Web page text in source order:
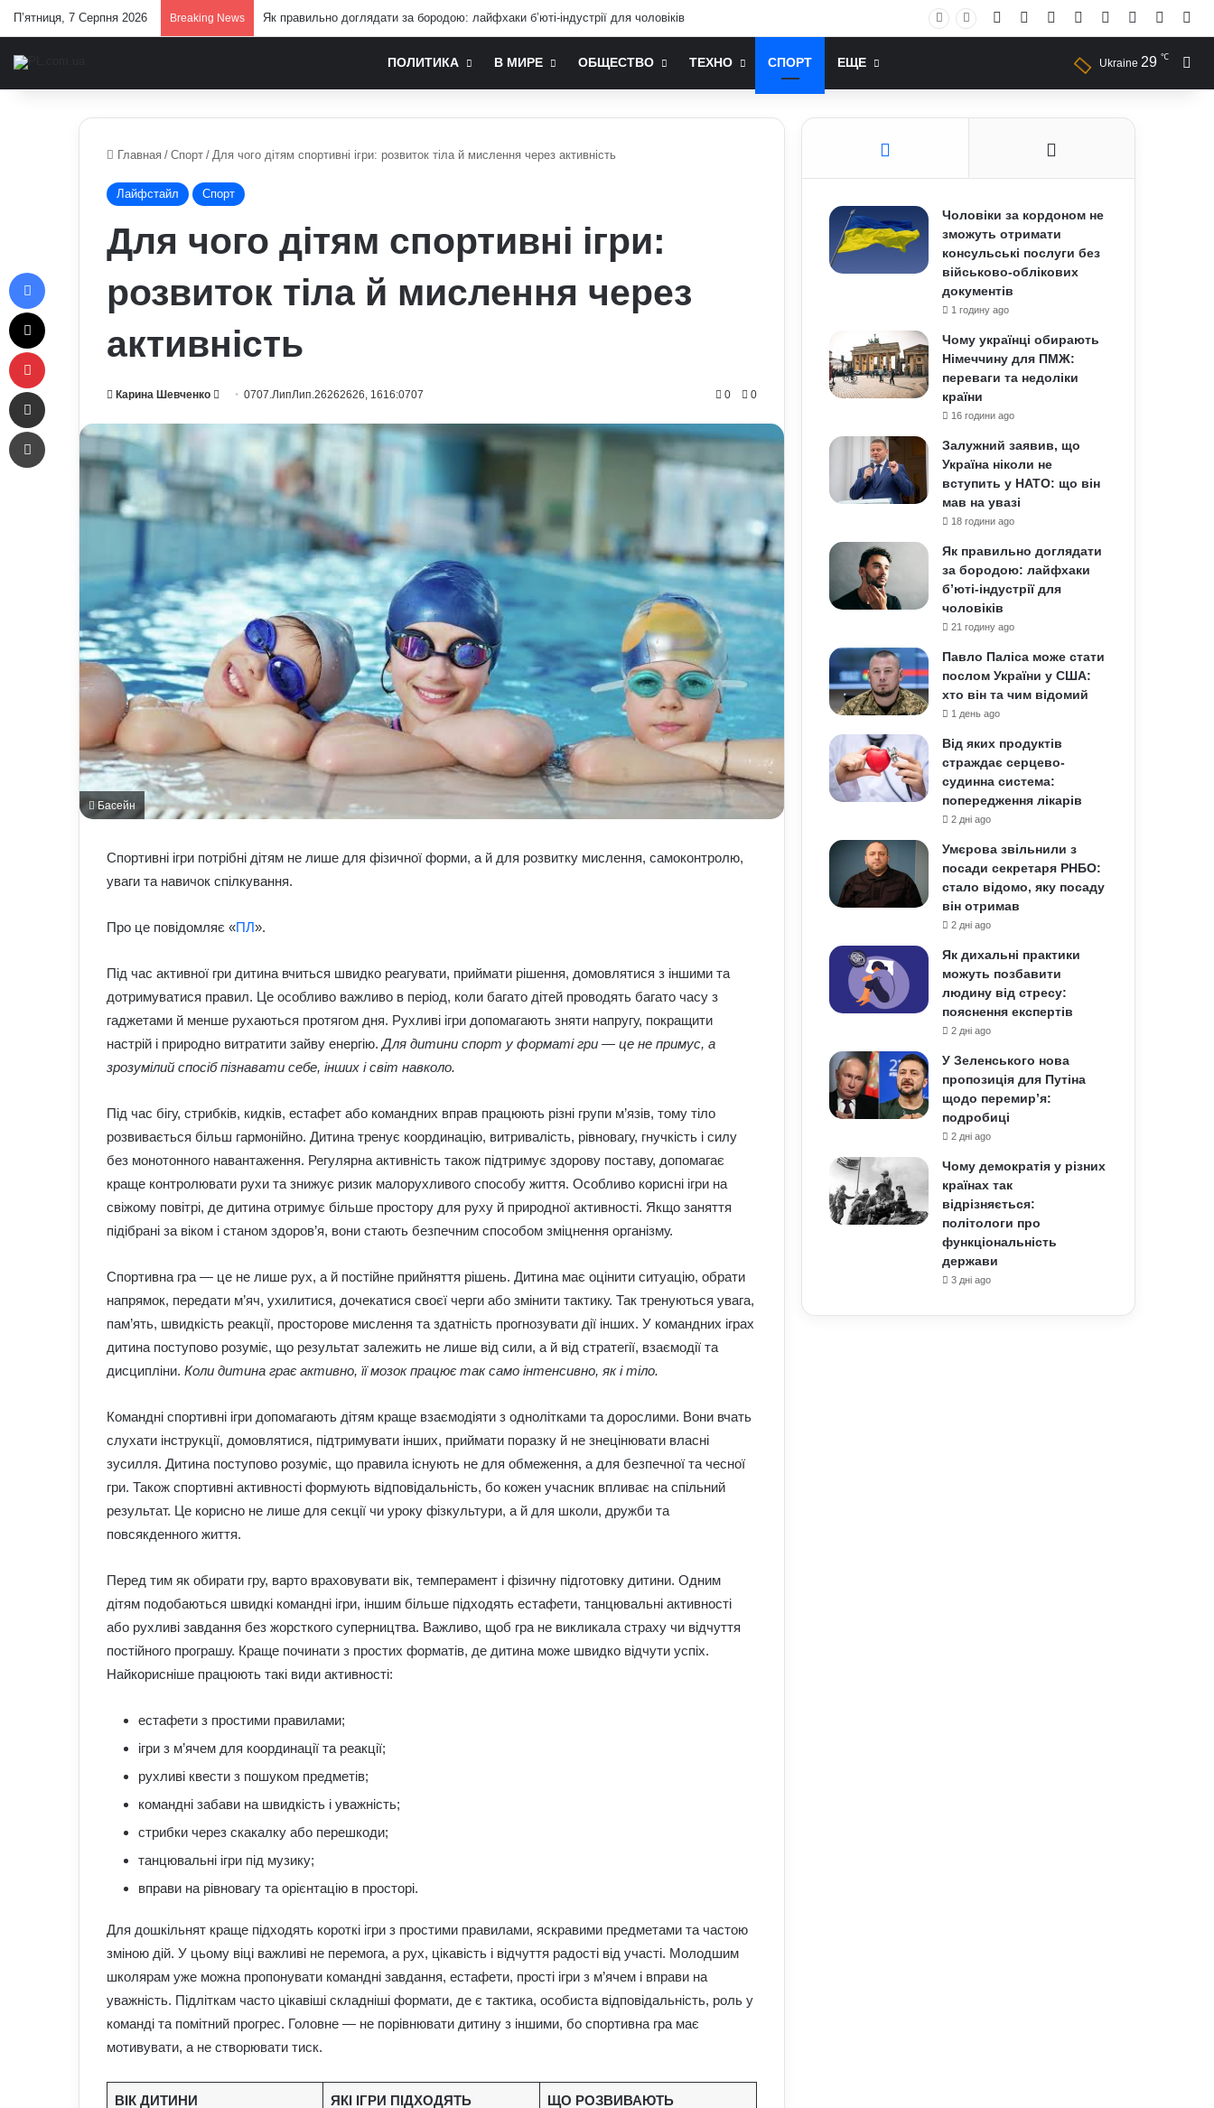
П’ятниця, 7 Серпня 2026 Breaking News Павло Паліса може стати послом України у США: хто він та чим відомий Facebook YouTubeInstagram
RSS Log In
ПОЛИТИКА В МИРЕ ОБЩЕСТВО ТЕХНО СПОРТ ЕЩЕ Ukraine 29 ℃
Главная / Спорт / Для чого дітям спортивні ігри: розвиток тіла й мислення через активність
Лайфстайл Спорт
Для чого дітям спортивні ігри:
розвиток тіла й мислення через
активність
Карина Шевченко
Send0707.ЛипЛип.26262626, 1616:0707 0 0
Басейн
Спортивні ігри потрібні дітям не лише для фізичної форми, а й для розвитку мислення, самоконтролю,
уваги та навичок спілкування.
Про це повідомляє «ПЛ».
Під час активної гри дитина вчиться швидко реагувати, приймати рішення, домовлятися з іншими та
дотримуватися правил. Це особливо важливо в період, коли багато дітей проводять багато часу з
гаджетами й менше рухаються протягом дня. Рухливі ігри допомагають зняти напругу, покращити
настрій і природно витратити зайву енергію. Для дитини спорт у форматі гри — це не примус, а
зрозумілий спосіб пізнавати себе, інших і світ навколо.
Під час бігу, стрибків, кидків, естафет або командних вправ працюють різні групи м’язів, тому тіло
розвивається більш гармонійно. Дитина тренує координацію, витривалість, рівновагу, гнучкість і силу
без монотонного навантаження. Регулярна активність також підтримує здорову поставу, допомагає
краще контролювати рухи та знижує ризик малорухливого способу життя. Особливо корисні ігри на
свіжому повітрі, де дитина отримує більше простору для руху й природної активності. Якщо заняття
підібрані за віком і станом здоров’я, вони стають безпечним способом зміцнення організму.
Спортивна гра — це не лише рух, а й постійне прийняття рішень. Дитина має оцінити ситуацію, обрати
напрямок, передати м’яч, ухилитися, дочекатися своєї черги або змінити тактику. Так тренуються увага,
пам’ять, швидкість реакції, просторове мислення та здатність прогнозувати дії інших. У командних іграх
дитина поступово розуміє, що результат залежить не лише від сили, а й від стратегії, взаємодії та
дисципліни. Коли дитина грає активно, її мозок працює так само інтенсивно, як і тіло.
Командні спортивні ігри допомагають дітям краще взаємодіяти з однолітками та дорослими. Вони вчать
слухати інструкції, домовлятися, підтримувати інших, приймати поразку й не знецінювати власні
зусилля. Дитина поступово розуміє, що правила існують не для обмеження, а для безпечної та чесної
гри. Також спортивні активності формують відповідальність, бо кожен учасник впливає на спільний
результат. Це корисно не лише для секції чи уроку фізкультури, а й для школи, дружби та
повсякденного життя.
Перед тим як обирати гру, варто враховувати вік, темперамент і фізичну підготовку дитини. Одним
дітям подобаються швидкі командні ігри, іншим більше підходять естафети, танцювальні активності
або рухливі завдання без жорсткого суперництва. Важливо, щоб гра не викликала страху чи відчуття
постійного програшу. Краще починати з простих форматів, де дитина може швидко відчути успіх.
Найкорисніше працюють такі види активності:
естафети з простими правилами;
ігри з м’ячем для координації та реакції;
рухливі квести з пошуком предметів;
командні забави на швидкість і уважність;
стрибки через скакалку або перешкоди;
танцювальні ігри під музику;
вправи на рівновагу та орієнтацію в просторі.
Для дошкільнят краще підходять короткі ігри з простими правилами, яскравими предметами та частою
зміною дій. У цьому віці важливі не перемога, а рух, цікавість і відчуття радості від участі. Молодшим
школярам уже можна пропонувати командні завдання, естафети, прості ігри з м’ячем і вправи на
уважність. Підліткам часто цікавіші складніші формати, де є тактика, особиста відповідальність, роль у
команді та помітний прогрес. Головне — не порівнювати дитину з іншими, бо спортивна гра має
мотивувати, а не створювати тиск.
ВІК ДИТИНИ ЯКІ ІГРИ ПІДХОДЯТЬ ЩО РОЗВИВАЮТЬ
Чоловіки за кордоном не
зможуть отримати
консульські послуги без
військово-облікових
документів
1 годину ago
Чому українці обирають
Німеччину для ПМЖ:
переваги та недоліки
країни
16 години ago
Залужний заявив, що
Україна ніколи не
вступить у НАТО: що він
мав на увазі
18 години ago
Як правильно доглядати
за бородою: лайфхаки
б’юті-індустрії для
чоловіків
21 годину ago
Павло Паліса може стати
послом України у США:
хто він та чим відомий
1 день ago
Від яких продуктів
страждає серцево-
судинна система:
попередження лікарів
2 дні ago
Умєрова звільнили з
посади секретаря РНБО:
стало відомо, яку посаду
він отримав
2 дні ago
Як дихальні практики
можуть позбавити
людину від стресу:
пояснення експертів
2 дні ago
У Зеленського нова
пропозиція для Путіна
щодо перемир’я:
подробиці
2 дні ago
Чому демократія у різних
країнах так
відрізняється:
політологи про
функціональність
держави
3 дні ago
Печать